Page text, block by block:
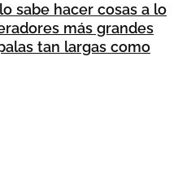
sabe hacer cosas a lo
más grandes
tan largas como